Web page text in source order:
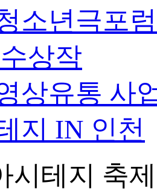
소년극포
상작
상유통 사
지 IN 인천
시테지 축